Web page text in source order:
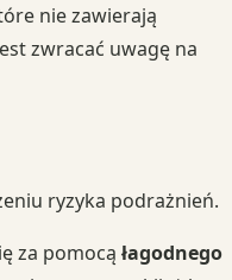
nie zawierają
zwracać uwagę na
ryzyka podrażnień.
za pomocą łagodnego